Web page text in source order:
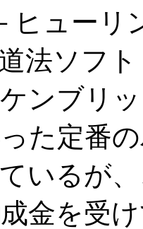
ヒューリ
法ソフト
ンブリ
た定番
いるが
金を受